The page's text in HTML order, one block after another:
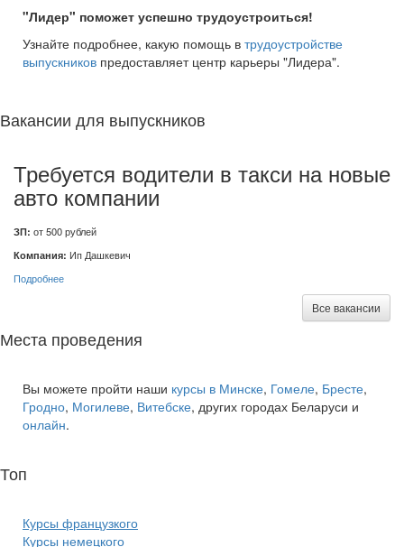
"Лидер" поможет успешно трудоустроиться!
Узнайте подробнее, какую помощь в трудоустройстве
выпускников предоставляет центр карьеры "Лидера".
Вакансии для выпускников
Требуется водители в такси на новые
авто компании
ЗП: от 500 рублей
Компания: Ип Дашкевич
Подробнее
Все вакансии
Места проведения
Вы можете пройти наши курсы в Минске, Гомеле, Бресте,
Гродно, Могилеве, Витебске, других городах Беларуси и
онлайн.
Топ
Курсы французкого
Курсы немецкого